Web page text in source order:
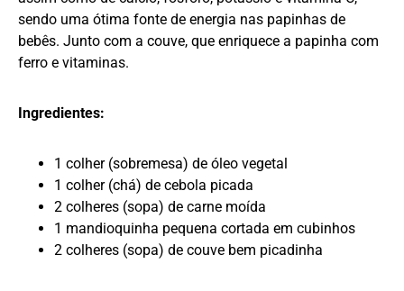
sendo uma ótima fonte de energia nas papinhas de
bebês. Junto com a couve, que enriquece a papinha com
ferro e vitaminas.
Ingredientes:
1 colher (sobremesa) de óleo vegetal
1 colher (chá) de cebola picada
2 colheres (sopa) de carne moída
1 mandioquinha pequena cortada em cubinhos
2 colheres (sopa) de couve bem picadinha